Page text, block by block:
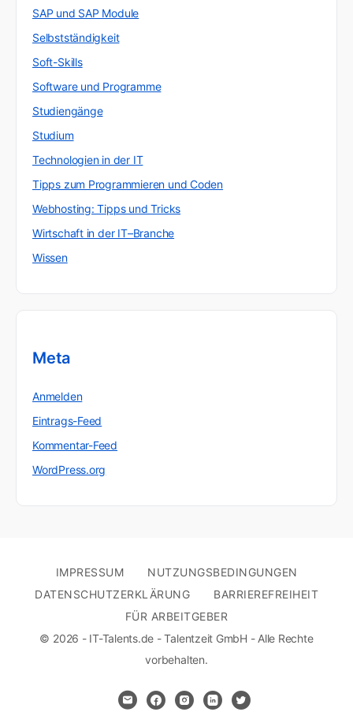
SAP und SAP Module
Selbstständigkeit
Soft-Skills
Software und Programme
Studiengänge
Studium
Technologien in der IT
Tipps zum Programmieren und Coden
Webhosting: Tipps und Tricks
Wirtschaft in der IT–Branche
Wissen
Meta
Anmelden
Eintrags-Feed
Kommentar-Feed
WordPress.org
IMPRESSUM
NUTZUNGSBEDINGUNGEN
DATENSCHUTZERKLÄRUNG
BARRIEREFREIHEIT
FÜR ARBEITGEBER
© 2026 - IT-Talents.de - Talentzeit GmbH - Alle Rechte
vorbehalten.